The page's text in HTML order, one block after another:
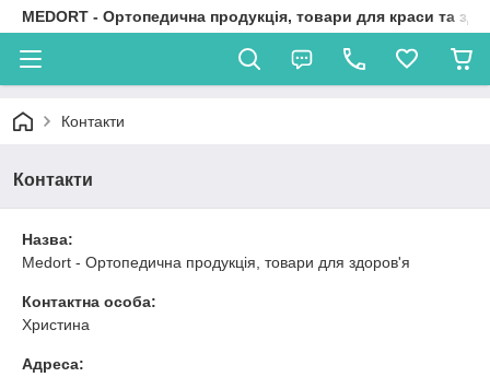
MEDORT - Ортопедична продукція, товари для краси та
Контакти
Контакти
Назва:
Medort - Ортопедична продукція, товари для здоров'я
Контактна особа:
Христина
Адреса: